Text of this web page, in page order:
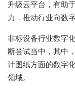
升级云平台，有助
力，推动行业向数
非标设备行业数字
断尝试当中，其中
计图纸方面的数字
领域。